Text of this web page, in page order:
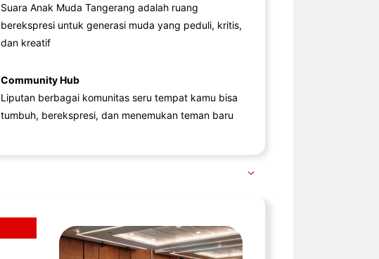
Suara Anak Muda Tangerang adalah ruang
berekspresi untuk generasi muda yang peduli, kritis,
dan kreatif
Community Hub
Liputan berbagai komunitas seru tempat kamu bisa
tumbuh, berekspresi, dan menemukan teman baru